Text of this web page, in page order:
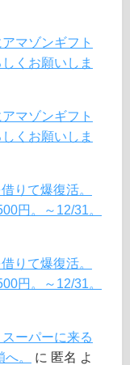
マゾンギフト
くお願いしま
マゾンギフト
くお願いしま
りて爆復活。
円。～12/31。
りて爆復活。
円。～12/31。
ーパーに来る
。
に 匿名 よ